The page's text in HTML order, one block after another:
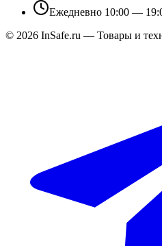
Ежедневно 10:00 —
© 2026 InSafe.ru — Товары и